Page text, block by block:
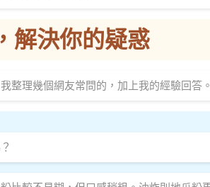
解決你的疑惑
整理幾個網友常問的，加上我的經驗回答。